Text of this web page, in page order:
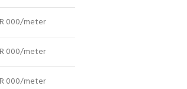
000/meter
000/meter
000/meter